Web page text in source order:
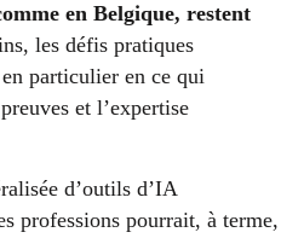
en Belgique, restent
les défis pratiques
particulier en ce qui
et l’expertise
d’outils d’IA
professions pourrait, à terme,